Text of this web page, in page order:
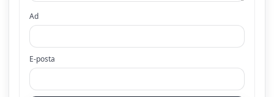
Ad
E-posta